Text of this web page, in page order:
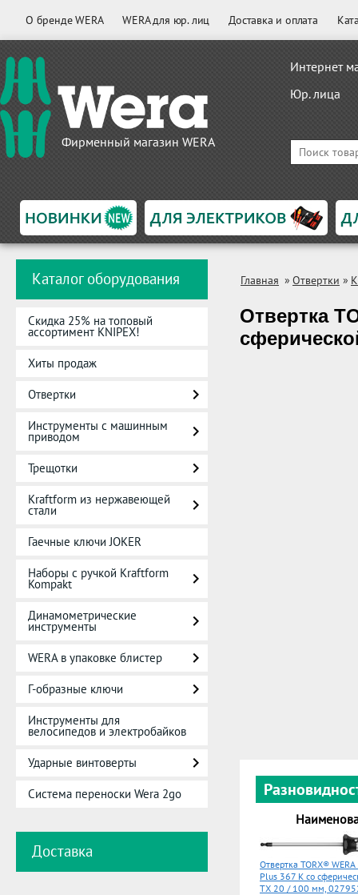
О бренде WERA WERA для юр. лиц Доставка и оплата
Фирменный магазин WERA
Интернет
Юр. лица
Каталог оборудования
Скидка 25% на топовый
ассортимент KNIPEX!
Хиты продаж
Отвертки
Инструменты с машинным
приводом
Трещотки
Kraftform из нержавеющей
стали
Гаечные ключи JOKER
Наборы с ручкой Kraftform
Kompakt
Динамометрические
инструменты
WERA в упаковке блистер
Г-образные ключи
Инструменты для
велосипедов и электробайков
Ударные винтоверты
Система переноски Wera 2go
Доставка
Главная » Отвертки »
Отвертка
Отвертка TORX®
Plus 367 K со
TX 20 / 100 мм,